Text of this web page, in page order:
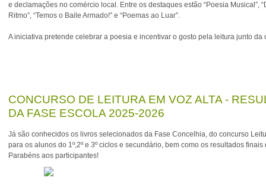
e declamações no comércio local. Entre os destaques estão “Poesia Musical”,
Ritmo”, “Temos o Baile Armado!” e “Poemas ao Luar”.
A iniciativa pretende celebrar a poesia e incentivar o gosto pela leitura junto
CONCURSO DE LEITURA EM VOZ ALTA -
DA FASE ESCOLA 2025-2026
Já são conhecidos os livros selecionados da Fase Concelhia, do concurso
para os alunos do 1º,2º e 3º ciclos e secundário, bem como os resultados finais
Parabéns aos participantes!